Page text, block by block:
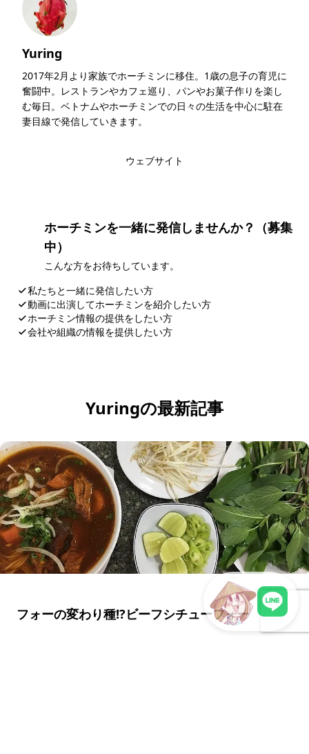
Yuring
2017年2月より家族でホーチミンに移住。1歳の息子の育児に
奮闘中。レストランやカフェ巡り、パンやお菓子作りを楽し
む毎日。ベトナムやホーチミンでの日々の生活を中心に駐在
妻目線で発信していきます。
ウェブサイト
ホーチミンを一緒に発信しませんか？（募集
中）
こんな方をお待ちしています。
私たちと一緒に発信したい方
動画に出演してホーチミンを紹介したい方
ホーチミン情報の提供をしたい方
会社や組織の情報を提供したい方
Yuringの最新記事
フォーの変わり種!?ビーフシチューフォー
フォーといえばあっさりとしたお肉や魚の出汁が効いたスープ